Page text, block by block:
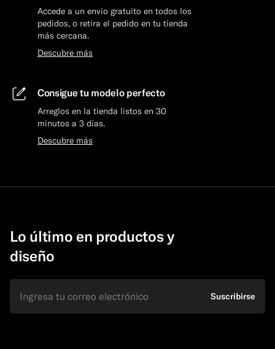
Accede a un envío gratuito en todos los
pedidos, o retira el pedido en tu tienda
más cercana.
Descubre más
Consigue tu modelo perfecto
Arreglos en la tienda listos en 30
minutos a 3 días.
Descubre más
Lo último en productos y
diseño
Suscribirse